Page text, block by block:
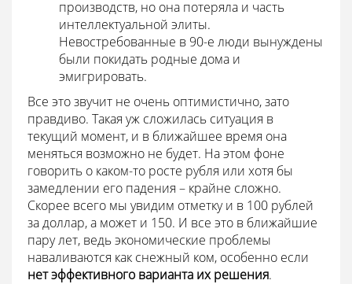
производств, но она потеряла и часть
интеллектуальной элиты.
Невостребованные в 90-е люди вынуждены
были покидать родные дома и
эмигрировать.
Все это звучит не очень оптимистично, зато
правдиво. Такая уж сложилась ситуация в
текущий момент, и в ближайшее время она
меняться возможно не будет. На этом фоне
говорить о каком-то росте рубля или хотя бы
замедлении его падения – крайне сложно.
Скорее всего мы увидим отметку и в 100 рублей
за доллар, а может и 150. И все это в ближайшие
пару лет, ведь экономические проблемы
наваливаются как снежный ком, особенно если
нет эффективного варианта их решения.